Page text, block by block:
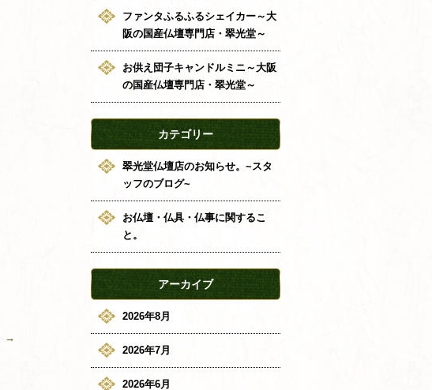
→
ファンタふるふるシェイカー～大
阪の国産仏壇専門店・翠光堂～
お供え団子キャンドルミニ～大阪
の国産仏壇専門店・翠光堂～
カテゴリー
翠光堂仏壇店のお知らせ。~スタ
ッフのブログ~
お仏壇・仏具・仏事に関するこ
と。
アーカイブ
2026年8月
2026年7月
2026年6月